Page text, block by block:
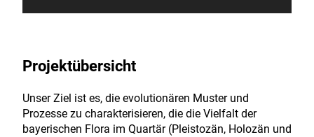
Projektübersicht
Unser Ziel ist es, die evolutionären Muster und
Prozesse zu charakterisieren, die die Vielfalt der
bayerischen Flora im Quartär (Pleistozän, Holozän und